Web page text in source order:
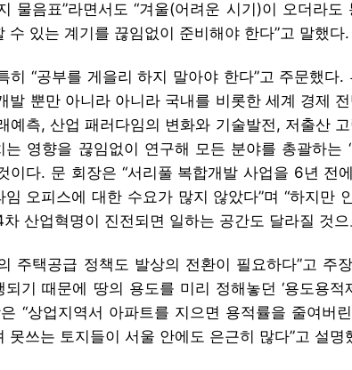
물음표”라면서도 “겨울(어려운 시기)이 오더라도
수 있는 계기를 끊임없이 준비해야 한다”고 말했다.
히 “공부를 게을리 하지 말아야 한다”고 주문했다
발 뿐만 아니라 아니라 국내를 비롯한 세계 경제
예측, 산업 패러다임의 변화와 기술발전, 저출산
는 영향을 끊임없이 연구해 모든 분야를 총괄하는
이다. 문 회장은 “서리풀 복합개발 사업을 6년 전
임 오피스에 대한 수요가 많지 않았다”며 “하지만
산업혁명이 진전되면 일하는 공간도 달라질 것
주택공급 정책도 발상의 전환이 필요하다”고 주
되기 때문에 땅의 용도를 미리 정해놓던 ‘용도용적
“상업지역서 아파트를 지으면 용적률을 줄여버
못쓰는 토지들이 서울 안에도 은근히 많다”고 설명